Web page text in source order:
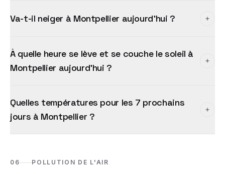
Va-t-il neiger à Montpellier aujourd'hui ?
À quelle heure se lève et se couche le soleil à
Montpellier aujourd'hui ?
Quelles températures pour les 7 prochains
jours à Montpellier ?
06 POLLUTION DE L'AIR